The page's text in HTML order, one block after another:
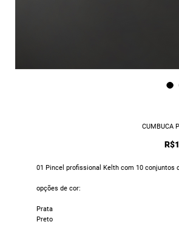
CUMBUCA
01 Pincel profissional Kelth com 10 conjuntos
opções de cor:
Prata
Preto